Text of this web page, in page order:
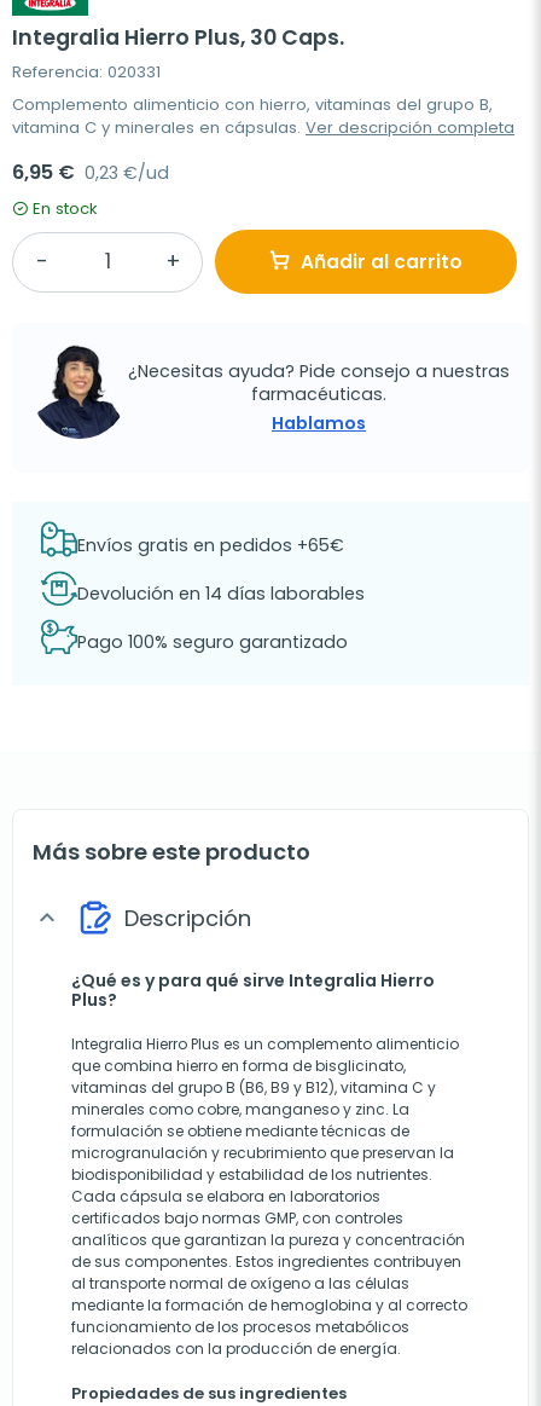
Integralia Hierro Plus, 30 Caps.
Referencia: 020331
Complemento alimenticio con hierro, vitaminas del grupo B,
vitamina C y minerales en cápsulas. Ver descripción completa
6,95 € 0,23 €/ud
En stock
Añadir al carrito
¿Necesitas ayuda? Pide consejo a nuestras
farmacéuticas.
Hablamos
Envíos gratis en pedidos +65€
Devolución en 14 días laborables
Pago 100% seguro garantizado
Más sobre este producto
expand_more Descripción
¿Qué es y para qué sirve Integralia Hierro
Plus?
Integralia Hierro Plus es un complemento alimenticio
que combina hierro en forma de bisglicinato,
vitaminas del grupo B (B6, B9 y B12), vitamina C y
minerales como cobre, manganeso y zinc. La
formulación se obtiene mediante técnicas de
microgranulación y recubrimiento que preservan la
biodisponibilidad y estabilidad de los nutrientes.
Cada cápsula se elabora en laboratorios
certificados bajo normas GMP, con controles
analíticos que garantizan la pureza y concentración
de sus componentes. Estos ingredientes contribuyen
al transporte normal de oxígeno a las células
mediante la formación de hemoglobina y al correcto
funcionamiento de los procesos metabólicos
relacionados con la producción de energía.
Propiedades de sus ingredientes